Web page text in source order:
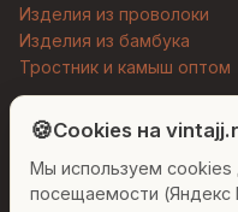
Изделия из проволоки
Изделия из бамбука
Тростник и камыш оптом
© 2026 Vintajj. Все права
Договор оферты
Политика
Согласие на обработку ПДн
🍪Cookies на
Мы используем cookies
посещаемости
Людмила
Привет! Я Людмила,
консультант по